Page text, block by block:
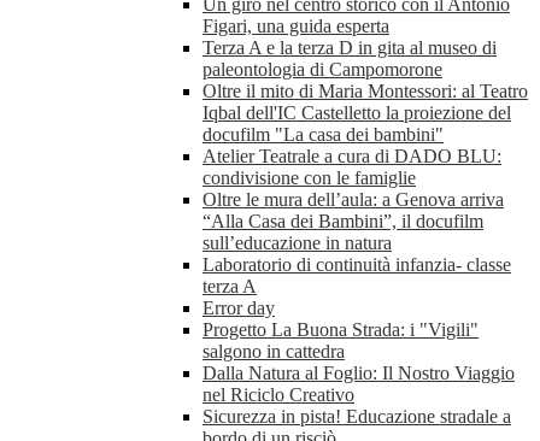
Un giro nel centro storico con il Antonio
Figari, una guida esperta
Terza A e la terza D in gita al museo di
paleontologia di Campomorone
Oltre il mito di Maria Montessori: al Teatro
Iqbal dell'IC Castelletto la proiezione del
docufilm "La casa dei bambini"
Atelier Teatrale a cura di DADO BLU:
condivisione con le famiglie
Oltre le mura dell’aula: a Genova arriva
“Alla Casa dei Bambini”, il docufilm
sull’educazione in natura
Laboratorio di continuità infanzia- classe
terza A
Error day
Progetto La Buona Strada: i "Vigili"
salgono in cattedra
Dalla Natura al Foglio: Il Nostro Viaggio
nel Riciclo Creativo
Sicurezza in pista! Educazione stradale a